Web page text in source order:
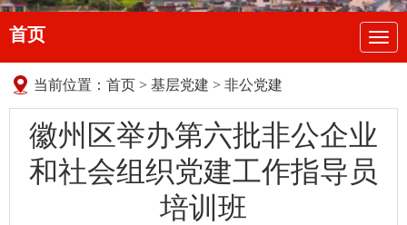
导
航
首页
当前位置： 首页 > 基层党建 > 非公党建
徽州区举办第六批非公企业
和社会组织党建工作指导员
培训班